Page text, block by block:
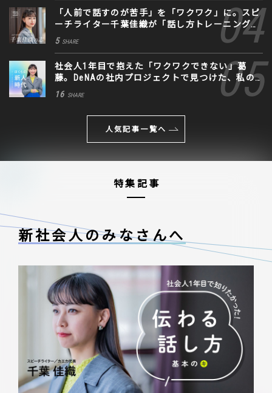
「人前で話すのが苦手」を「ワクワク」に。スピ
ーチライター千葉佳織が「話し方トレーニング」
に込めた思い
5 SHARE
社会人1年目で抱えた「ワクワクできない」葛
藤。DeNAの社内プロジェクトで見つけた、私の
生きる道
16 SHARE
人気記事一覧へ
特集記事
新社会人のみなさんへ